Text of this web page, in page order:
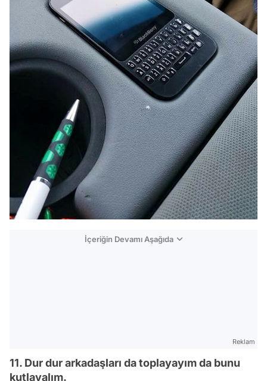
İçeriğin Devamı Aşağıda
Reklam
11. Dur dur arkadaşları da toplayayım da bunu
kutlayalım.